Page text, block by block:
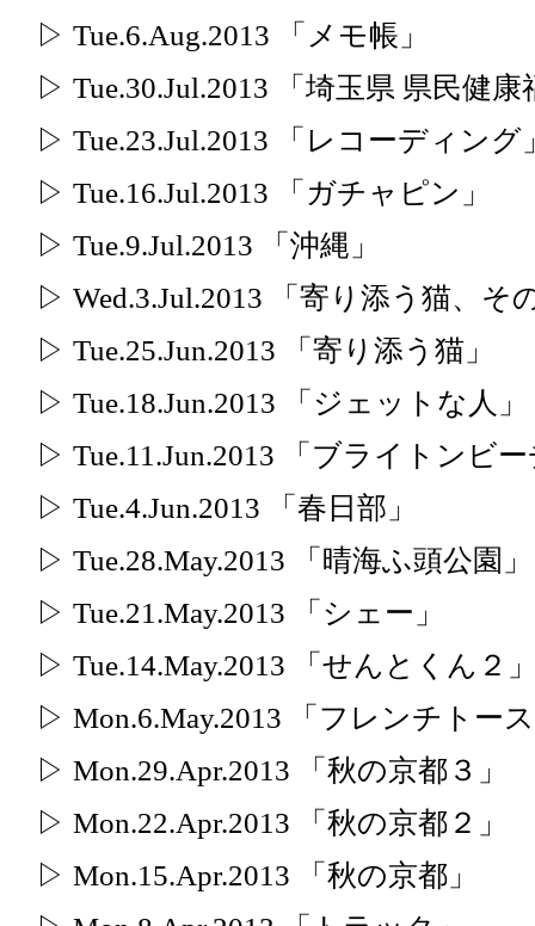
▷ Tue.6.Aug.2013 「メモ帳」
▷ Tue.30.Jul.2013 「埼玉県 県民健康
▷ Tue.23.Jul.2013 「レコーディング
▷ Tue.16.Jul.2013 「ガチャピン」
▷ Tue.9.Jul.2013 「沖縄」
▷ Wed.3.Jul.2013 「寄り添う猫、そ
▷ Tue.25.Jun.2013 「寄り添う猫」
▷ Tue.18.Jun.2013 「ジェットな人」
▷ Tue.11.Jun.2013 「ブライトンビ
▷ Tue.4.Jun.2013 「春日部」
▷ Tue.28.May.2013 「晴海ふ頭公園」
▷ Tue.21.May.2013 「シェー」
▷ Tue.14.May.2013 「せんとくん２
▷ Mon.6.May.2013 「フレンチトー
▷ Mon.29.Apr.2013 「秋の京都３」
▷ Mon.22.Apr.2013 「秋の京都２」
▷ Mon.15.Apr.2013 「秋の京都」